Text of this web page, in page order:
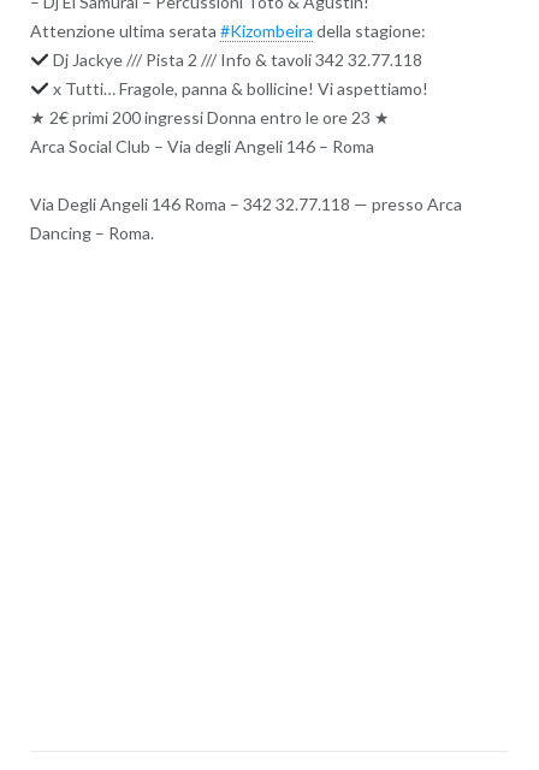
Attenzione ultima serata #Kizombeira della stagione:
Dj Jackye /// Pista 2 /// Info & tavoli 342 32.77.118
x Tutti… Fragole, panna & bollicine! Vi aspettiamo!
★ 2€ primi 200 ingressi Donna entro le ore 23 ★
Arca Social Club – Via degli Angeli 146 – Roma
Via Degli Angeli 146 Roma – 342 32.77.118 — presso Arca
Dancing – Roma.